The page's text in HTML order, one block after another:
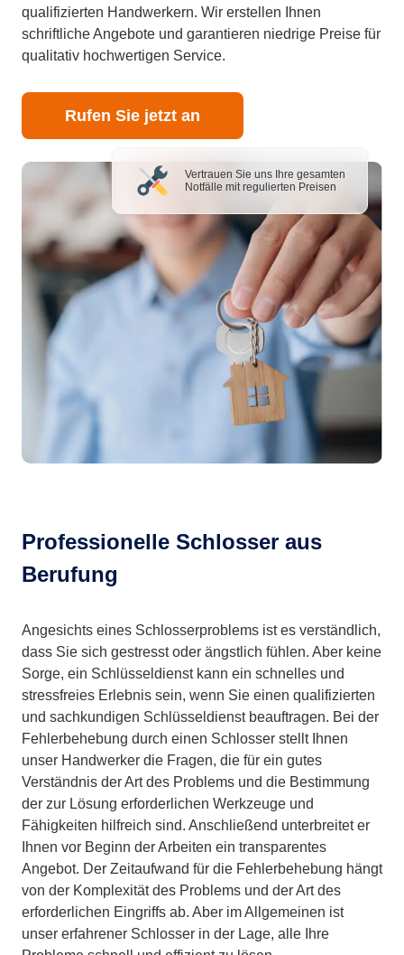
qualifizierten Handwerkern. Wir erstellen Ihnen
schriftliche Angebote und garantieren niedrige Preise für
qualitativ hochwertigen Service.
Rufen Sie jetzt an
Vertrauen Sie uns Ihre gesamten
Notfälle mit regulierten Preisen
Professionelle Schlosser aus
Berufung
Angesichts eines Schlosserproblems ist es verständlich,
dass Sie sich gestresst oder ängstlich fühlen. Aber keine
Sorge, ein Schlüsseldienst kann ein schnelles und
stressfreies Erlebnis sein, wenn Sie einen qualifizierten
und sachkundigen Schlüsseldienst beauftragen. Bei der
Fehlerbehebung durch einen Schlosser stellt Ihnen
unser Handwerker die Fragen, die für ein gutes
Verständnis der Art des Problems und die Bestimmung
der zur Lösung erforderlichen Werkzeuge und
Fähigkeiten hilfreich sind. Anschließend unterbreitet er
Ihnen vor Beginn der Arbeiten ein transparentes
Angebot. Der Zeitaufwand für die Fehlerbehebung hängt
von der Komplexität des Problems und der Art des
erforderlichen Eingriffs ab. Aber im Allgemeinen ist
unser erfahrener Schlosser in der Lage, alle Ihre